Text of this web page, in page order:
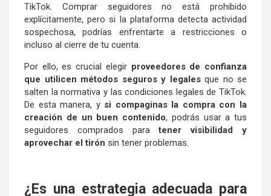
TikTok. Comprar seguidores no está prohibido
explícitamente, pero si la plataforma detecta actividad
sospechosa, podrías enfrentarte a restricciones o
incluso al cierre de tu cuenta.
Por ello, es crucial elegir proveedores de confianza
que utilicen métodos seguros y legales que no se
salten la normativa y las condiciones legales de TikTok.
De esta manera, y si compaginas la compra con la
creación de un buen contenido, podrás usar a tus
seguidores comprados paratener visibilidad y
aprovechar el tirón sin tener problemas.
¿Es una estrategia adecuada para